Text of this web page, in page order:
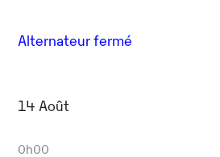
Alternateur fermé
14 Août
0h00